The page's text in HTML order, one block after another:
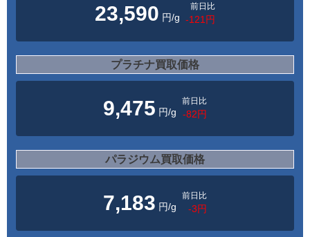
23,590 円/g
前日比
-121円
プラチナ買取価格
9,475 円/g
前日比
-82円
パラジウム買取価格
7,183 円/g
前日比
-3円